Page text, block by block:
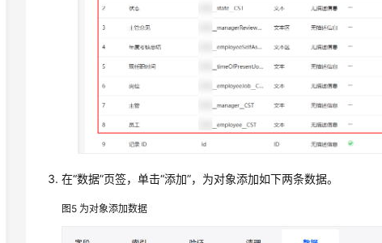
在“数据”页签，单击“添加”，为对象添加如下两条数据。
图5 为对象添加数据